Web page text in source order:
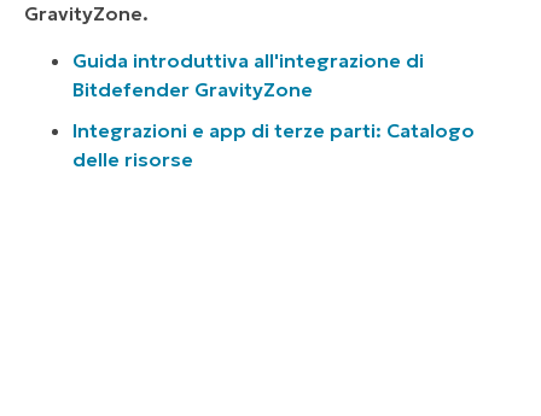
GravityZone.
Guida introduttiva all'integrazione di
Bitdefender GravityZone
Integrazioni e app di terze parti: Catalogo
delle risorse